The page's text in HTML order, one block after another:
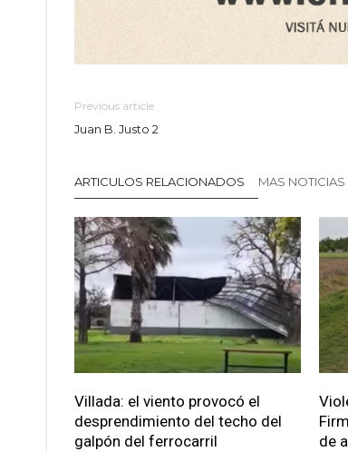
Previous article
Juan B. Justo 2
ARTICULOS RELACIONADOS MAS
Villada: el viento provocó el
desprendimiento del techo del
galpón del ferrocarril
de